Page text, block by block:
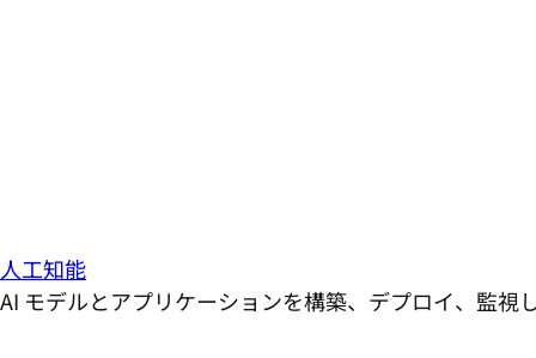
人工知能
AI モデルとアプリケーションを構築、デプロイ、監視